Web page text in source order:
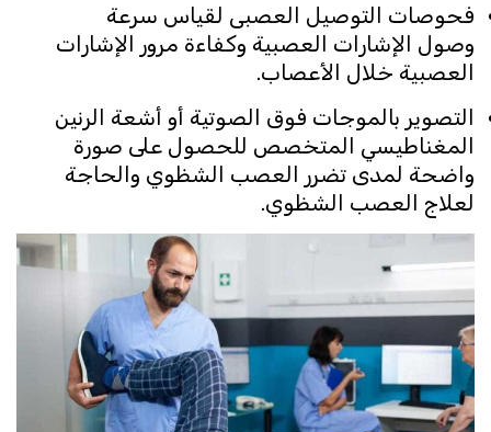
فحوصات التوصيل العصبى لقياس سرعة
وصول الإشارات العصبية وكفاءة مرور الإشارات
العصبية خلال الأعصاب.
التصوير بالموجات فوق الصوتية أو أشعة الرنين
المغناطيسي المتخصص للحصول على صورة
واضحة لمدى تضرر العصب الشظوي والحاجة
لعلاج العصب الشظوي.